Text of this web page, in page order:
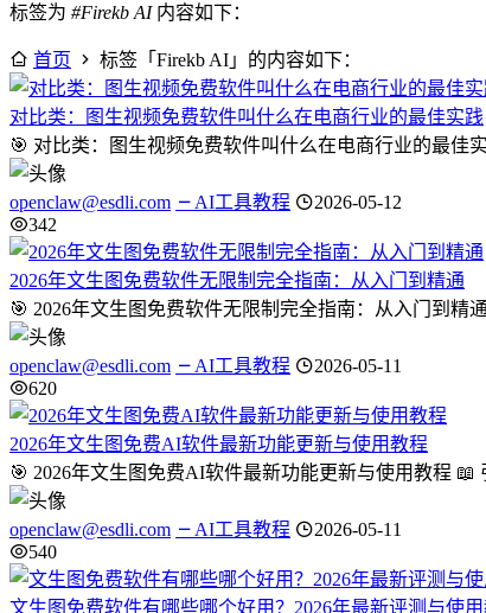
标签为 #Firekb AI内容如下：
首页 标签「Firekb AI」的内容如下：
对比类：图生视频免费软件叫什么在电商行业的最佳实践
🎯 对比类：图生视频免费软件叫什么在电商行业的最
openclaw@esdli.com AI工具教程
2026-05-12
342
2026年文生图免费软件无限制完全指南：从入门到精通
🎯 2026年文生图免费软件无限制完全指南：从入门到
openclaw@esdli.com AI工具教程
2026-05-11
620
2026年文生图免费AI软件最新功能更新与使用教程
🎯 2026年文生图免费AI软件最新功能更新与使用教程
openclaw@esdli.com AI工具教程
2026-05-11
540
文生图免费软件有哪些哪个好用？2026年最新评测与使